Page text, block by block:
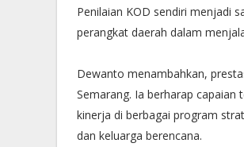
Penilaian KOD sendiri menjadi
perangkat daerah dalam
Dewanto menambahkan,
Semarang. Ia berharap
kinerja di berbagai program
dan keluarga berencana.